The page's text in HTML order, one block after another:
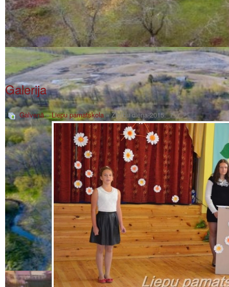
Galerija
Galvenā»Liepu pamatskola» Zinību diena-2015._7